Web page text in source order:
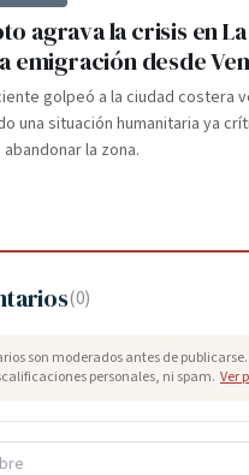
agrava la crisis en
emigración desde
golpeó a la ciudad costera
una situación humanitaria ya
la zona.
(0)
son moderados antes de
personales, ni spam. Ver